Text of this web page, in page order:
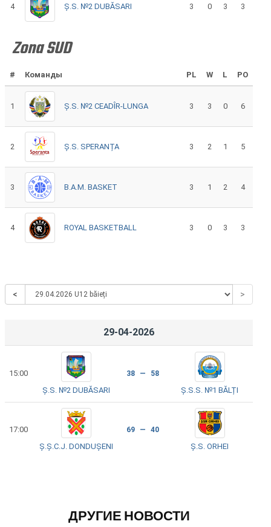
4 Ș.S. №2 DUBĂSARI 3 0 3 3
Zona SUD
# Команды PL W L PO
1 Ș.S. №2 CEADÎR-LUNGA 3 3 0 6
2 Ș.S. SPERANȚA 3 2 1 5
3 B.A.M. BASKET 3 1 2 4
4 ROYAL BASKETBALL 3 0 3 3
< >
29-04-2026
15:00
Ș.S. №2 DUBĂSARI
38 — 58
Ș.S.S. №1 BĂLȚI
17:00
Ș.Ș.C.J. DONDUȘENI
69 — 40
Ș.S. ORHEI
ДРУГИЕ НОВОСТИ